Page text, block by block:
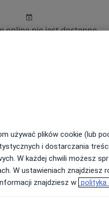
online nie jest dostępne
7 Sie
Sob,
8 Sie
Ndz,
9 Sie
używać plików cookie (lub
i dostarczania
W każdej chwili możesz
W ustawieniach znajdziesz
znajdziesz w polityka